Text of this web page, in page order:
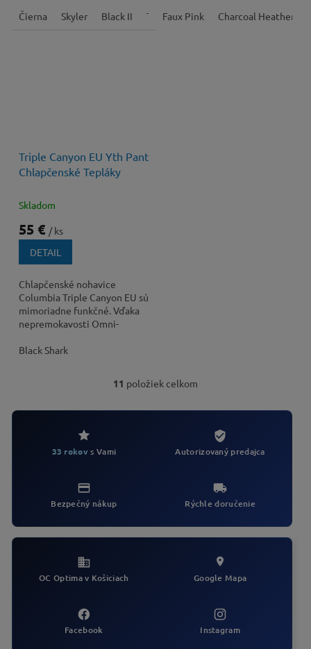
podfukovaniu.
Čierna Skyler Black II Tmavomodrá
ročné obdobia.
Faux Pink Charcoal Heather
Triple Canyon EU Yth Pant
Chlapčenské Tepláky
Skladom
55 € / ks
DETAIL
Chlapčenské nohavice
Columbia Triple Canyon EU sú
mimoriadne funkčné. Vďaka
nepremokavosti Omni-
a nepremoknú.
Black Shark
O
l
v
11 položiek celkom
33 rokovs Vami Autorizovaný predajca
Bezpečný nákup Rýchle doručenie
OC Optima v Košiciach Google Mapa
Facebook Instagram